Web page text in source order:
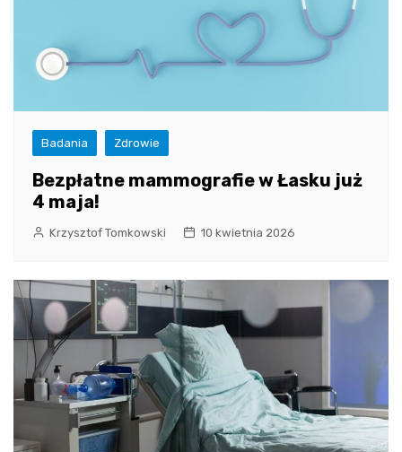
Badania Zdrowie
Bezpłatne mammografie w Łasku już
4 maja!
Krzysztof Tomkowski 10 kwietnia 2026